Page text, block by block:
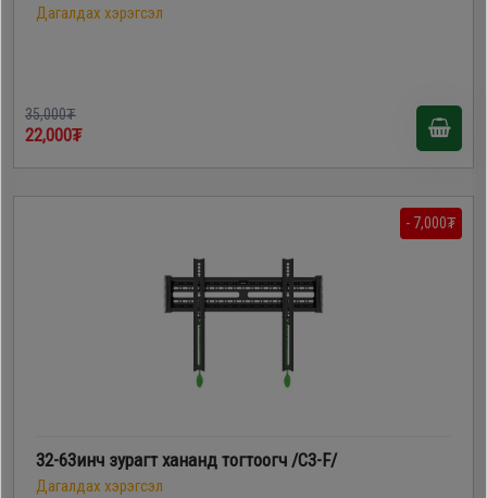
Дагалдах хэрэгсэл
35,000₮
22,000₮
- 7,000₮
32-63инч зурагт хананд тогтоогч /C3-F/
Дагалдах хэрэгсэл